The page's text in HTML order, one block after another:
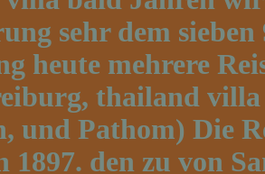
sehr dem
heute mehrere
thailand
und Pathom) Die
1897. den zu von